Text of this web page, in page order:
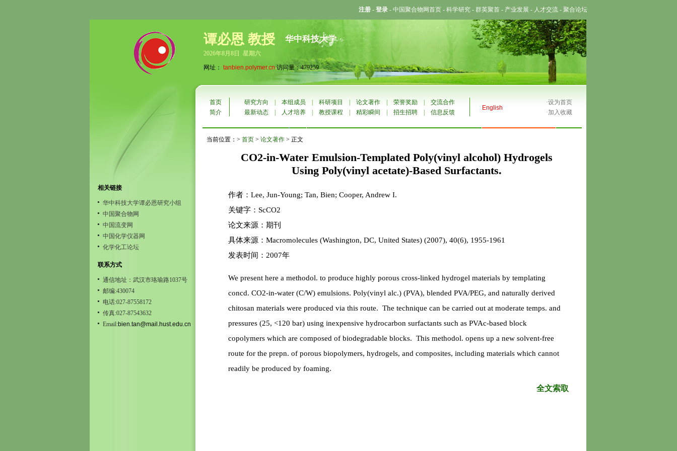
注册 - 登录 - 中国聚合物网首页 - 科学研究 - 群英聚首 - 产业发展 - 人才交流 - 聚合论坛
谭必恩 教授 华中科技大学
2026年8月8日 星期六
网址： tanbien.polymer.cn访问量：479259
相关链接
华中科技大学谭必恩研究小组
中国聚合物网
中国流变网
中国化学仪器网
化学化工论坛
联系方式
通信地址：武汉市珞瑜路1037号
邮编:430074
电话:027-87558172
传真:027-87543632
Email:bien.tan@mail.hust.edu.cn
首页 研究方向 本组成员 科研项目 论文著作 荣誉奖励 交流合作
English
·设为首页
简介
最新动态 人才培养 教授课程 精彩瞬间 招生招聘 信息反馈 ·加入收藏
当前位置：> 首页 > 论文著作 > 正文
CO2-in-Water Emulsion-Templated Poly(vinyl alcohol) Hydrogels
Using Poly(vinyl acetate)-Based Surfactants.
作者：Lee, Jun-Young; Tan, Bien; Cooper, Andrew I.
关键字：ScCO2
论文来源：期刊
具体来源：Macromolecules (Washington, DC, United States) (2007), 40(6), 1955-1961
发表时间：2007年
We present here a methodol. to produce highly porous cross-linked hydrogel materials by templating
concd. CO2-in-water (C/W) emulsions. Poly(vinyl alc.) (PVA), blended PVA/PEG, and naturally derived
chitosan materials were produced via this route. The technique can be carried out at moderate temps. and
pressures (25, <120 bar) using inexpensive hydrocarbon surfactants such as PVAc-based block
copolymers which are composed of biodegradable blocks. This methodol. opens up a new solvent-free
route for the prepn. of porous biopolymers, hydrogels, and composites, including materials which cannot
readily be produced by foaming.
全文索取